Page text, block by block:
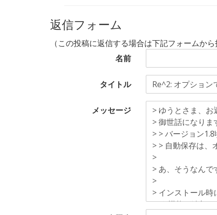
返信フォーム
（この投稿に返信する場合は下記フォームから
名前
タイトル
メッセージ